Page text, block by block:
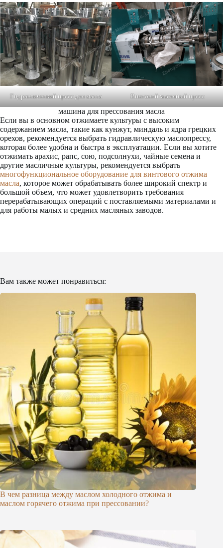
Гидравлический пресс для масла Винтовой масляный пресс
машина для прессования масла
Если вы в основном отжимаете культуры с высоким
содержанием масла, такие как кунжут, миндаль и ядра грецких
орехов, рекомендуется выбрать гидравлическую маслопрессу,
которая более удобна и быстра в эксплуатации. Если вы хотите
отжимать арахис, рапс, сою, подсолнухи, чайные семена и
другие масличные культуры, рекомендуется выбрать
многофункциональное оборудование для винтового отжима
масла, которое может обрабатывать более широкий спектр и
большой объем, что может удовлетворить требования
перерабатывающих операций с поставляемыми материалами и
для работы малых и средних масляных заводов.
Вам также может понравиться:
В чем разница между маслом холодного отжима и
маслом горячего отжима при прессовании?